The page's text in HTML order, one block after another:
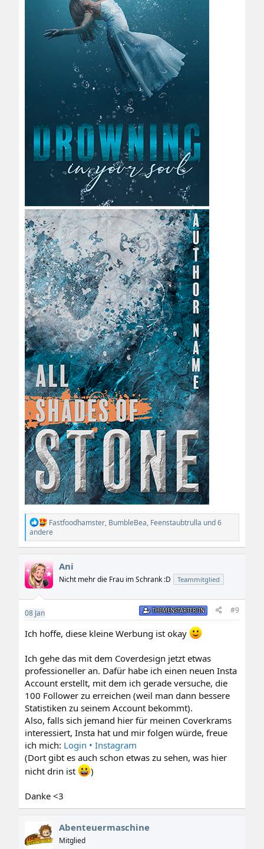
R
e
a
k
i
o
n
e
Fastfoodhamster, BumbleBea, Feenstaubtrulla und 6
andere
Ani
Nicht mehr die Frau im Schrank :D Teammitglied
08 Jan THEMENSTARTER/IN #9
Ich hoffe, diese kleine Werbung ist okay
Ich gehe das mit dem Coverdesign jetzt etwas
professioneller an. Dafür habe ich einen neuen Insta
Account erstellt, mit dem ich gerade versuche, die
100 Follower zu erreichen (weil man dann bessere
Statistiken zu seinem Account bekommt).
Also, falls sich jemand hier für meinen Coverkrams
interessiert, Insta hat und mir folgen würde, freue
ich mich: Login • Instagram
(Dort gibt es auch schon etwas zu sehen, was hier
nicht drin ist
)
Danke <3
Abenteuermaschine
Mitglied